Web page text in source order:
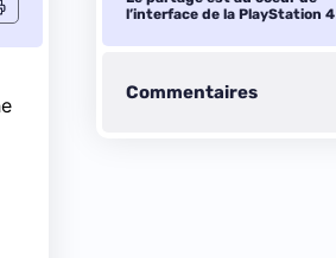
l’interface de la PlayStation 4
Commentaires